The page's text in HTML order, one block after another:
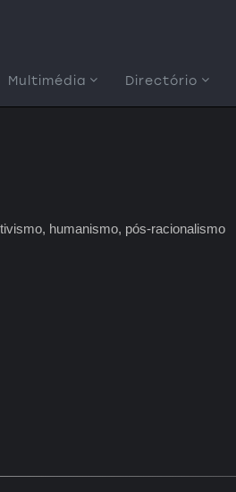
Multimédia Directório
humanismo, pós-racionalismo